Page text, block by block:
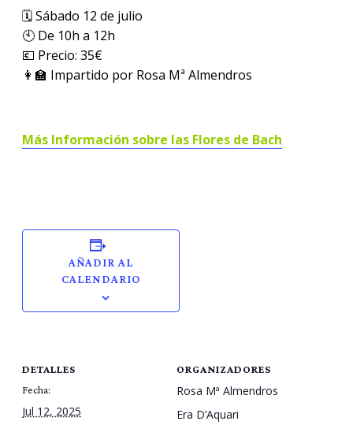
🗓️ Sábado 12 de julio
🕙 De 10h a 12h
💶 Precio: 35€
👩‍🏫 Impartido por Rosa Mª Almendros
Más Información sobre las Flores de Bach
AÑADIR AL
CALENDARIO
DETALLES
Fecha:
Jul 12, 2025
ORGANIZADORES
Rosa Mª Almendros
Era D’Aquari